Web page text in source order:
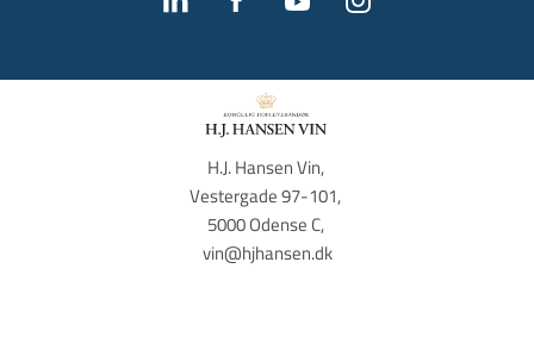
H.J. Hansen Vin,
Vestergade 97-101,
5000 Odense C,
vin@hjhansen.dk